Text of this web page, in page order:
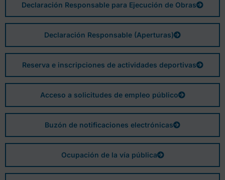
Declaración Responsable para Ejecución de Obras
Declaración Responsable (Aperturas)
Reserva e inscripciones de actividades deportivas
Acceso a solicitudes de empleo público
Buzón de notificaciones electrónicas
Ocupación de la vía pública